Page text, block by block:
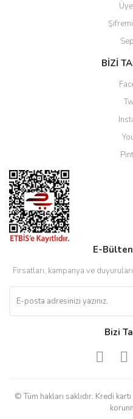
BİZİ
E-
Fırsatları, kampanya ve
Bizi
© Tüm hakları saklıdır. Kredi